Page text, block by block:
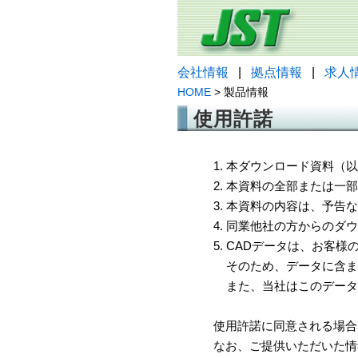
会社情報 拠点情報 求人
HOME > 製品情報
使用許諾
1. 本ダウンロード資料（
2. 本資料の全部または一
3. 本資料の内容は、予告
4. 同業他社の方からのダ
5. CADデータは、お客様
そのため、データに含ま
また、当社はこのデータ
使用許諾に同意される場
なお、ご提供いただいた